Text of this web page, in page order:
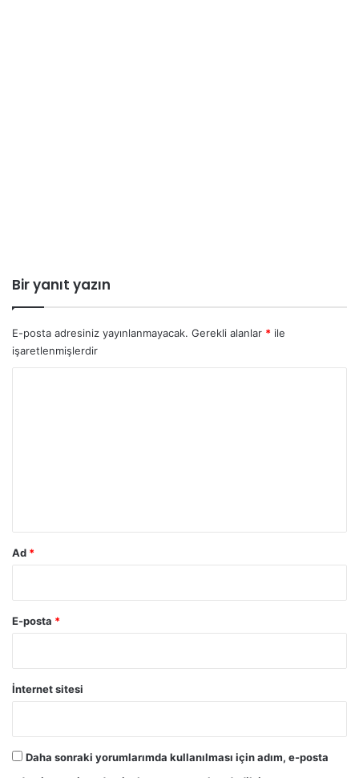
Bir yanıt yazın
E-posta adresiniz yayınlanmayacak. Gerekli alanlar * ile
işaretlenmişlerdir
Ad *
E-posta *
İnternet sitesi
Daha sonraki yorumlarımda kullanılması için adım, e-posta